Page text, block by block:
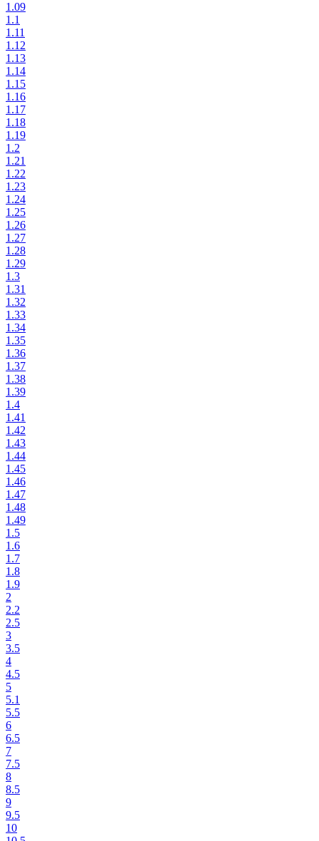
1.09
1.1
1.11
1.12
1.13
1.14
1.15
1.16
1.17
1.18
1.19
1.2
1.21
1.22
1.23
1.24
1.25
1.26
1.27
1.28
1.29
1.3
1.31
1.32
1.33
1.34
1.35
1.36
1.37
1.38
1.39
1.4
1.41
1.42
1.43
1.44
1.45
1.46
1.47
1.48
1.49
1.5
1.6
1.7
1.8
1.9
2
2.2
2.5
3
3.5
4
4.5
5
5.1
5.5
6
6.5
7
7.5
8
8.5
9
9.5
10